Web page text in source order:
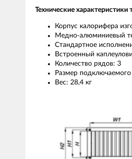
Технические
Корпус калорифера
Медно-алюминиевый
Стандартное
Встроенный
Количество рядов: 3
Размер
Вес: 28,4 кг